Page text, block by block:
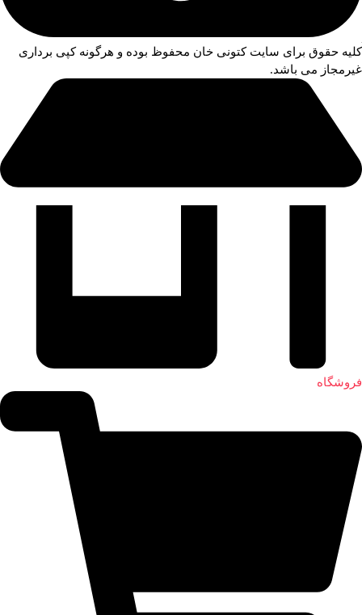
کلیه حقوق برای سایت کتونی خان محفوظ بوده و هرگونه کپی برداری
غیرمجاز می باشد.
فروشگاه